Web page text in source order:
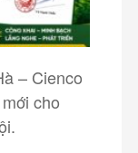
– Cienco
cho